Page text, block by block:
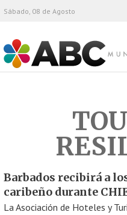
ABC Mundial
Sábado, 08 de Agosto
Barbados recibirá a
caribeño durante
La Asociación de Hoteles y